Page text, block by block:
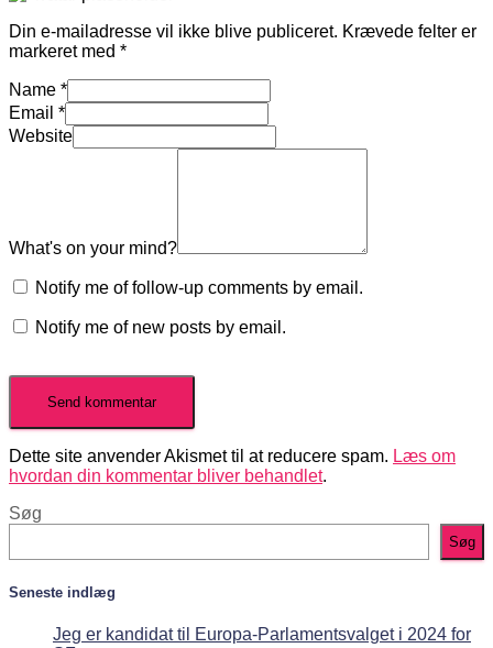
Din e-mailadresse vil ikke blive publiceret. Krævede felter er
markeret med *
Name *
Email *
Website
What's on your mind?
Notify me of follow-up comments by email.
Notify me of new posts by email.
Dette site anvender Akismet til at reducere spam. Læs om
hvordan din kommentar bliver behandlet.
Søg
Søg
Seneste indlæg
Jeg er kandidat til Europa-Parlamentsvalget i 2024 for